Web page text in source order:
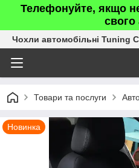
Телефонуйте, якщо
свого
Чохли автомобільні Tuning
Товари та послуги
Новинка